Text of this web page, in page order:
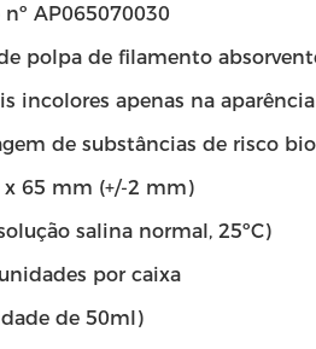
AP065070030
polpa de filamento
incolores apenas na
de substâncias de risco
65 mm (+/-2 mm)
salina normal, 25ºC)
por caixa
de 50ml)